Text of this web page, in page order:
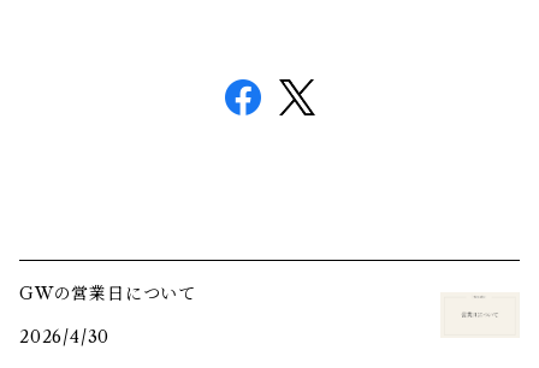
GWの営業日について
2026/4/30